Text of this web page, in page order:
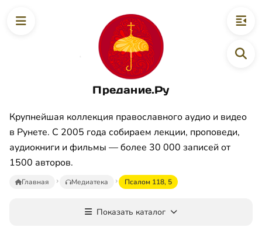
Предание.Ру
Крупнейшая коллекция православного аудио и видео
в Рунете. С 2005 года собираем лекции, проповеди,
аудиокниги и фильмы — более 30 000 записей от
1500 авторов.
Главная Медиатека Псалом 118, 5
Показать каталог